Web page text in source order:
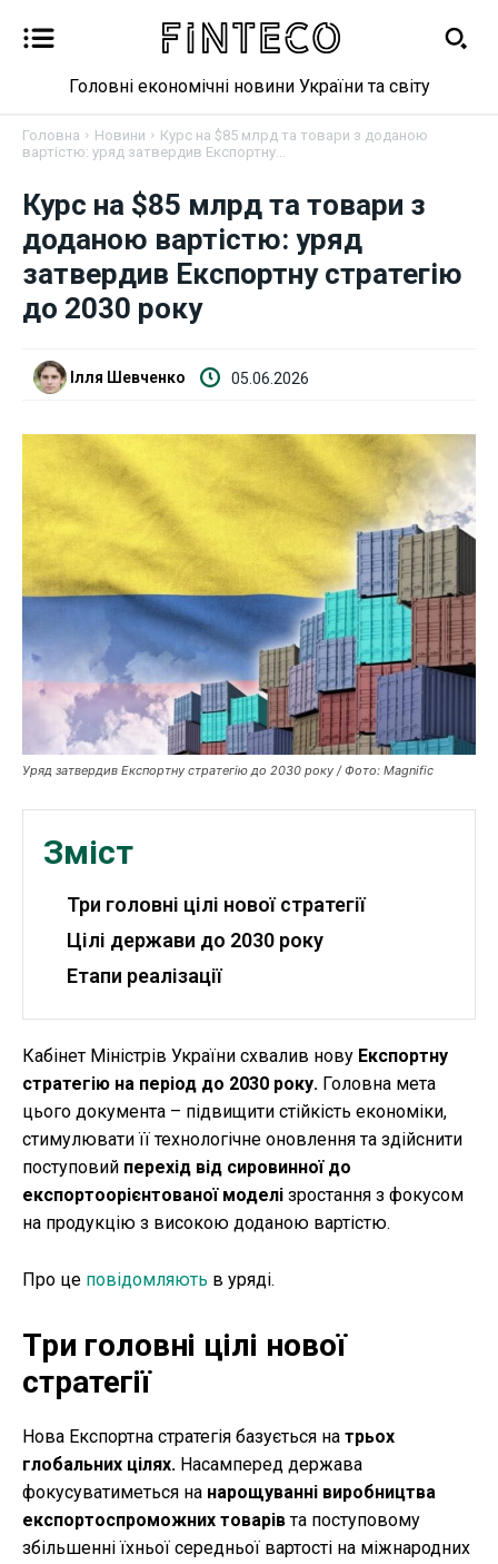
Новини
Бізнес
Валютний ринок
Криптовалюта
Робота і освіта
Публікації
ФОП
Курс валют
Ми в соц. мережах
Головні економічні новини України та світу
Головна Новини
Курс на $85 млрд та товари з доданою
вартістю: уряд затвердив Експортну...
Курс на $85 млрд та товари з
доданою вартістю: уряд
затвердив Експортну стратегію
до 2030 року
Ілля Шевченко 05.06.2026
Уряд затвердив Експортну стратегію до 2030 року / Фото: Magnific
Зміст
Три головні цілі нової стратегії
Цілі держави до 2030 року
Етапи реалізації
Кабінет Міністрів України схвалив нову Експортну
стратегію на період до 2030 року. Головна мета
цього документа – підвищити стійкість економіки,
стимулювати її технологічне оновлення та здійснити
поступовий перехід від сировинної до
експортоорієнтованої моделі зростання з фокусом
на продукцію з високою доданою вартістю.
Про це повідомляють в уряді.
Три головні цілі нової
стратегії
Нова Експортна стратегія базується на трьох
глобальних цілях. Насамперед держава
фокусуватиметься на нарощуванні виробництва
експортоспроможних товарівта поступовому
збільшенні їхньої середньої вартості на міжнародних